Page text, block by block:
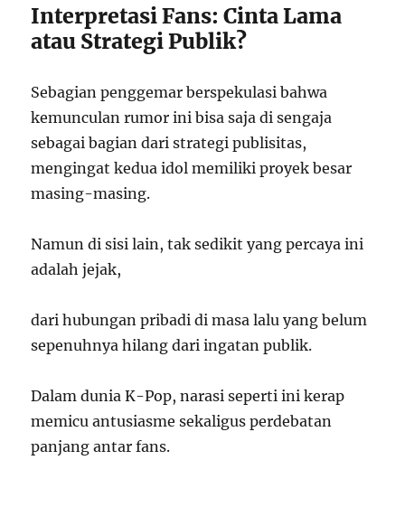
Interpretasi Fans: Cinta Lama
atau Strategi Publik?
Sebagian penggemar berspekulasi bahwa
kemunculan rumor ini bisa saja di sengaja
sebagai bagian dari strategi publisitas,
mengingat kedua idol memiliki proyek besar
masing-masing.
Namun di sisi lain, tak sedikit yang percaya ini
adalah jejak,
dari hubungan pribadi di masa lalu yang belum
sepenuhnya hilang dari ingatan publik.
Dalam dunia K-Pop, narasi seperti ini kerap
memicu antusiasme sekaligus perdebatan
panjang antar fans.